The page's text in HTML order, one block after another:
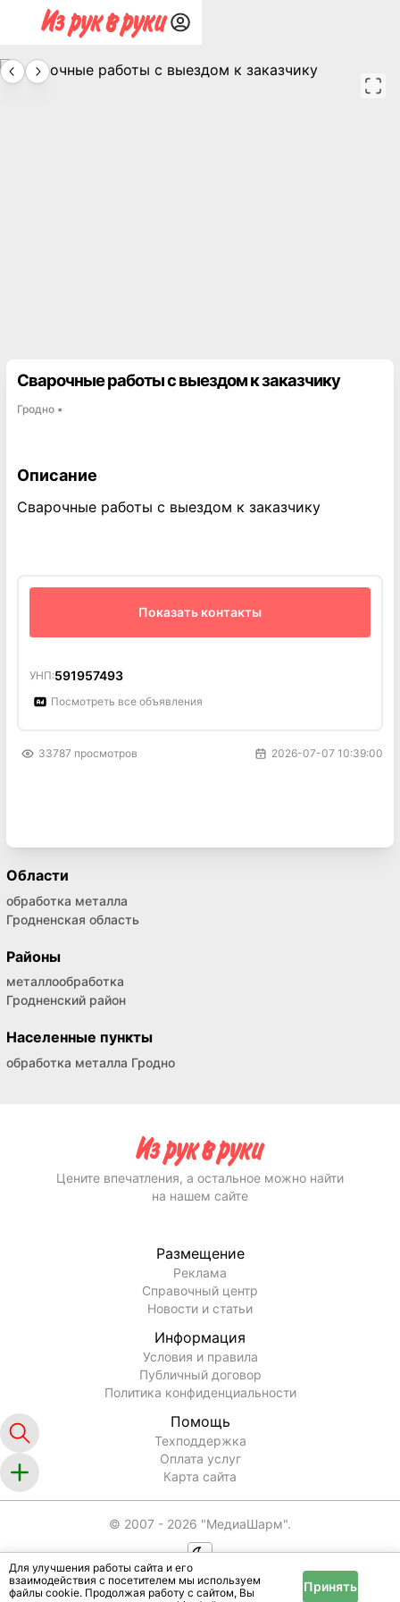
Сварочные работы с выездом к заказчику
Гродно ▪
Описание
Сварочные работы с выездом к заказчику
Показать контакты
УНП:591957493
Посмотреть все объявления
33787 просмотров 2026-07-07 10:39:00
Области
обработка металла
Гродненская область
Районы
металлообработка
Гродненский район
Населенные пункты
обработка металла Гродно
Для улучшения работы сайта и его
взаимодействия с посетителем мы используем
файлы cookie. Продолжая работу с сайтом, Вы
Принять
Цените впечатления, а остальное можно найти
на нашем сайте
Размещение
Реклама
Справочный центр
Новости и статьи
Информация
Условия и правила
Публичный договор
Политика конфиденциальности
Помощь
Техподдержка
Оплата услуг
Карта сайта
© 2007 - 2026 "МедиаШарм".